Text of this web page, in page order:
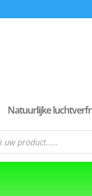
Natuurlijke